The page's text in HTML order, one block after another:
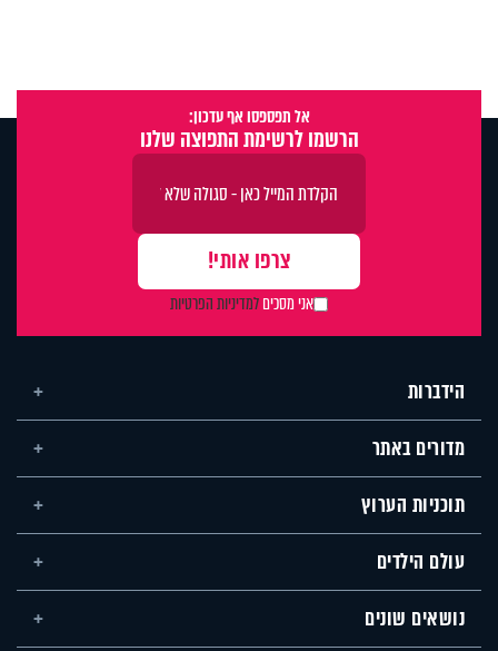
אל תפספסו אף עדכון:
הרשמו לרשימת התפוצה שלנו
אני מסכיםלמדיניות הפרטיות
הידברות
מדורים באתר
תוכניות הערוץ
עולם הילדים
נושאים שונים